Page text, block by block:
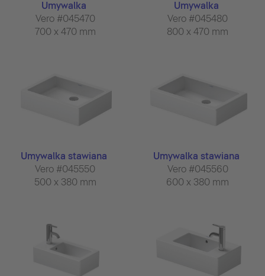
Umywalka
Vero #045470
700 x 470 mm
Umywalka
Vero #045480
800 x 470 mm
Umywalka stawiana
Vero #045550
500 x 380 mm
Umywalka stawiana
Vero #045560
600 x 380 mm